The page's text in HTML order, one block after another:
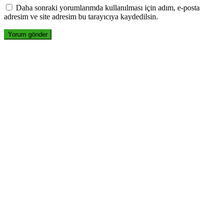
Daha sonraki yorumlarımda kullanılması için adım, e-posta
adresim ve site adresim bu tarayıcıya kaydedilsin.